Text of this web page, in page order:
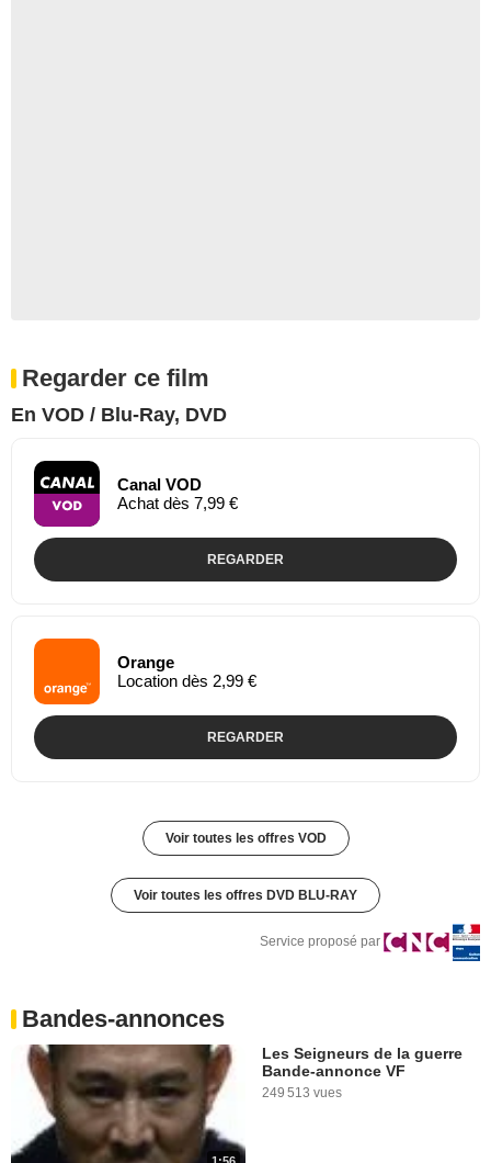
Regarder ce film
En VOD / Blu-Ray, DVD
Canal VOD
Achat dès 7,99 €
REGARDER
Orange
Location dès 2,99 €
REGARDER
Voir toutes les offres VOD
Voir toutes les offres DVD BLU-RAY
Service proposé par
Bandes-annonces
1:56
Les Seigneurs de la guerre
Bande-annonce VF
249 513 vues